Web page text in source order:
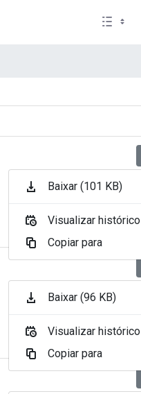
Baixar (101 KB)
Visualizar histórico
Copiar para
Baixar (96 KB)
Visualizar histórico
Copiar para